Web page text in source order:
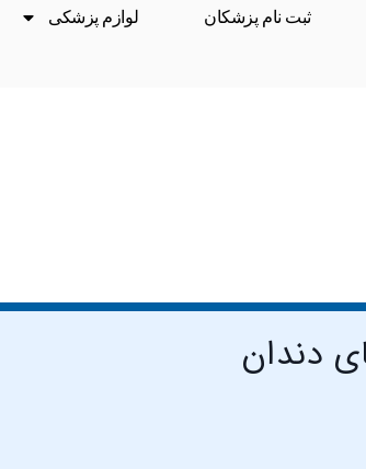
ثبت نام پزشکان لوازم پزشکی
دندان